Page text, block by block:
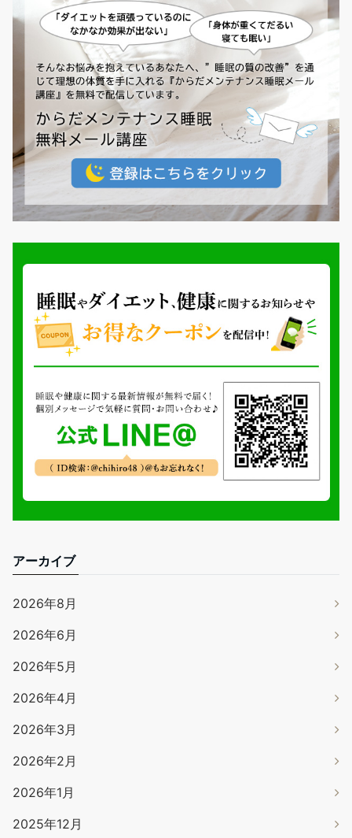
アーカイブ
2026年8月
2026年6月
2026年5月
2026年4月
2026年3月
2026年2月
2026年1月
2025年12月